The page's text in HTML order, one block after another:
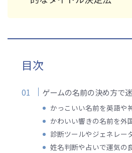
目次
ゲームの名前の決め方で
かっこいい名前を英語や
かわいい響きの名前を外
診断ツールやジェネレー
姓名判断や占いで運気の